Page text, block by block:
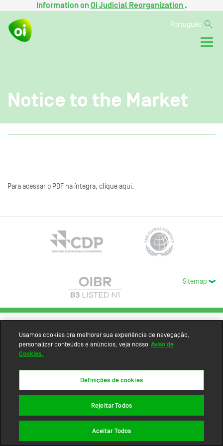
Information onOi Judicial Reorganization .
Português
Notice to the Market
Para acessar o PDF na íntegra, clique aqui.
Sitemap
Usamos cookies pra melhorar sua experiência de navegação,
personalizar conteúdos e anúncios, veja nosso Aviso de
Cookies.
Definições de cookies
Rejeitar Todos
Aceitar Todos